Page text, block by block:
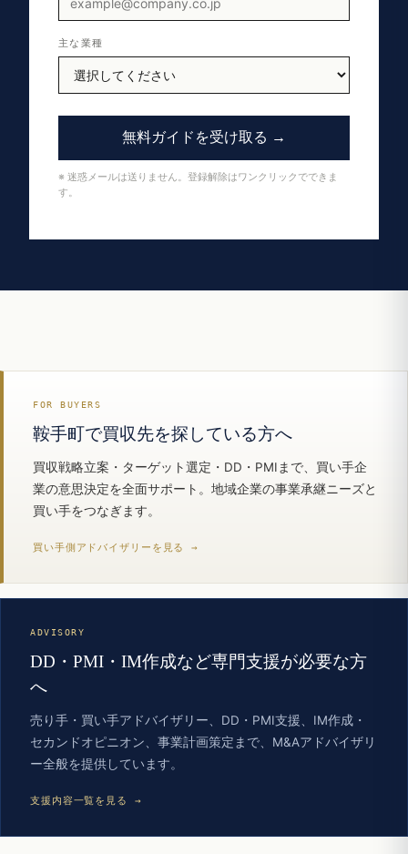
主な業種
無料ガイドを受け取る →
※ 迷惑メールは送りません。登録解除はワンクリックでできま
す。
FOR BUYERS
鞍手町で買収先を探している方へ
買収戦略立案・ターゲット選定・DD・PMIまで、買い手企
業の意思決定を全面サポート。地域企業の事業承継ニーズと
買い手をつなぎます。
買い手側アドバイザリーを見る →
ADVISORY
DD・PMI・IM作成など専門支援が必要な方
へ
売り手・買い手アドバイザリー、DD・PMI支援、IM作成・
セカンドオピニオン、事業計画策定まで、M&Aアドバイザリ
ー全般を提供しています。
支援内容一覧を見る →